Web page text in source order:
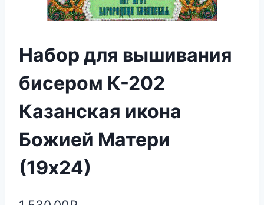
Набор для вышивания
бисером К-202
Казанская икона
Божией Матери
(19х24)